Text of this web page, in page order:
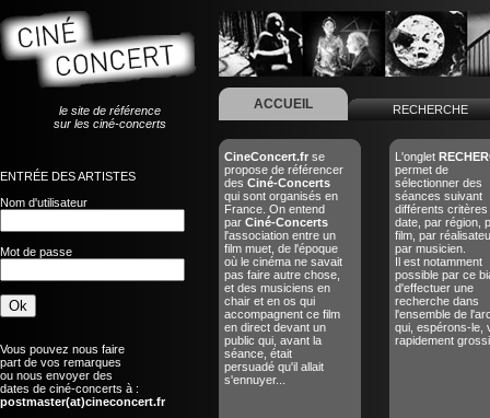
le site de référence
sur les ciné-concerts
ENTRÉE DES ARTISTES
Nom d'utilisateur
Mot de passe
Vous pouvez nous faire
part de vos remarques
ou nous envoyer des
dates de ciné-concerts à :
postmaster(at)cineconcert.fr
ACCUEIL RECHERCHE
CineConcert.fr se
propose de référencer
des Ciné-Concerts
qui sont organisés en
France. On entend
par Ciné-Concerts
l'association entre un
film muet, de l'époque
où le cinéma ne savait
pas faire autre chose,
et des musiciens en
chair et en os qui
accompagnent ce film
en direct devant un
public qui, avant la
séance, était
persuadé qu'il allait
s'ennuyer...
L'onglet
permet de
sélectionner des
séances suivant
différents critères
date, par région,
film, par
par musicien.
Il est notamment
possible par ce
d'effectuer une
recherche dans
l'ensemble de
qui, espérons-le,
rapidement